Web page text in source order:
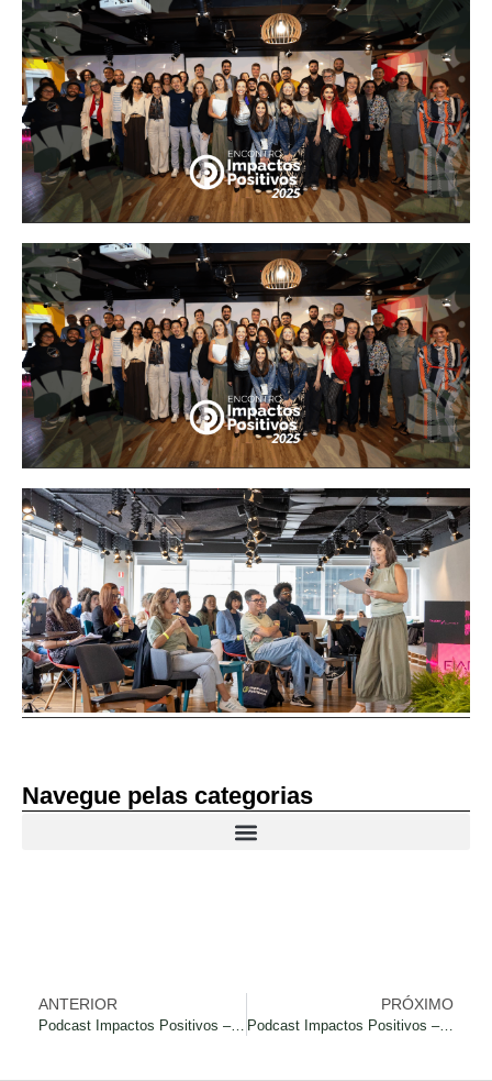
Navegue pelas categorias
ANTERIOR
Podcast Impactos Positivos – Empreendedorismo com Impacto
PRÓXIMO
Podcast Impactos Positivos – Impacto fincanceiro positivo